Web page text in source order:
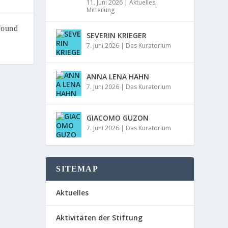
11. Juni 2026 |Aktuelles,
Mitteilung
SEVERIN KRIEGER
7. Juni 2026 | Das Kuratorium
ANNA LENA HAHN
7. Juni 2026 | Das Kuratorium
GIACOMO GUZON
7. Juni 2026 | Das Kuratorium
SITEMAP
Aktuelles
Aktivitäten der Stiftung